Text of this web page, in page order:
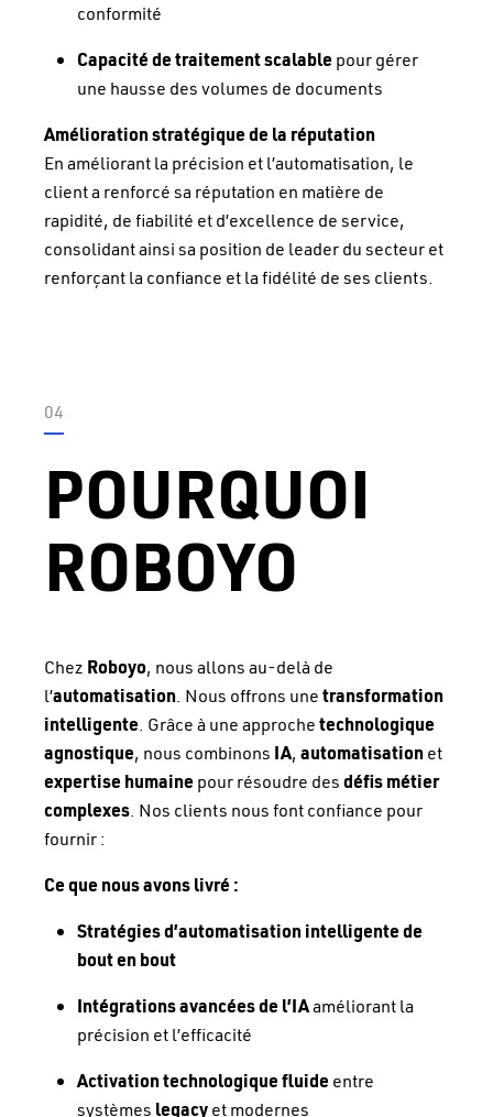
conformité
Capacité de traitement scalablepour gérer
une hausse des volumes de documents
Amélioration stratégique de la réputation
En améliorant la précision et l’automatisation, le
client a renforcé sa réputation en matière de
rapidité, de fiabilité et d’excellence de service,
consolidant ainsi sa position de leader du secteur et
renforçant la confiance et la fidélité de ses clients.
04
POURQUOI
ROBOYO
Chez Roboyo, nous allons au-delà de
l’automatisation . Nous offrons unetransformation
intelligente . Grâce à une approchetechnologique
agnostique, nous combinons IA, automatisationet
expertise humainepour résoudre desdéfis métier
complexes . Nos clients nous font confiance pour
fournir :
Ce que nous avons livré :
Stratégies d’automatisation intelligente de
bout en bout
Intégrations avancées de l’IAaméliorant la
précision et l’efficacité
Activation technologique fluideentre
systèmes legacyet modernes